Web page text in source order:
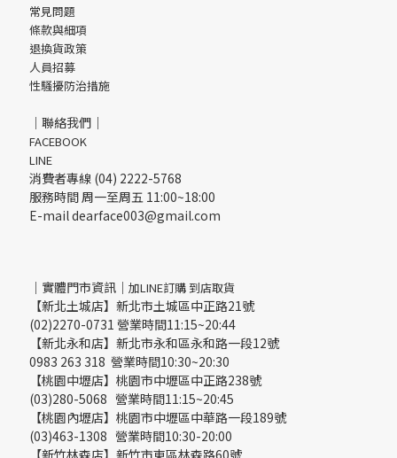
常見問題
條款與細項
退換貨政策
人員招募
性騷擾防治措施
｜聯絡我們｜
FACEBOOK
LINE
消費者專線 (04) 2222-5768
服務時間 周一至周五 11:00~18:00
E-mail dearface003@gmail.com
｜實體門市資訊｜ 加LINE訂購 到店取貨
【新北土城店】新北市土城區中正路21號
(02)2270-0731 營業時間11:15~20:44
【新北永和店】新北市永和區永和路一段12號
0983 263 318 營業時間10:30~20:30
【桃園中壢店】桃園市中壢區中正路238號
(03)280-5068 營業時間11:15~20:45
【桃園內壢店】桃園市中壢區中華路一段189號
(03)463-1308 營業時間10:30-20:00
【新竹林森店】新竹市東區林森路60號